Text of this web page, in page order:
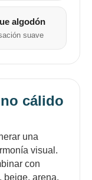
algodón
suave
cálido
una
visual.
con
beige, arena,